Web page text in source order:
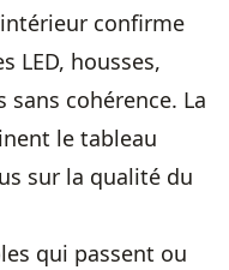
confirme
LED, housses,
sans cohérence. La
le tableau
sur la qualité du
qui passent ou